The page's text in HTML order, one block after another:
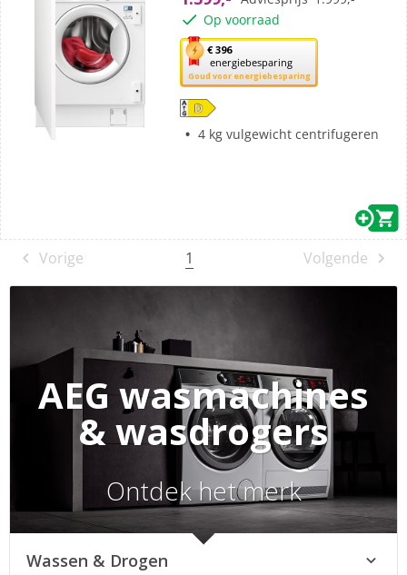
Op voorraad
€ 396
energiebesparing
Goud voor energiebesparing
Met
deze
knop
opent
Youreko’s
4 kg vulgewicht centrifugeren
Vorige 1 Volgende
AEG wasmachines
& wasdrogers
Ontdek het merk
Wassen & Drogen